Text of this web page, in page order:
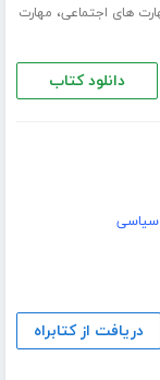
های اجتماعی، مهارت
دانلود کتاب
سیاسی
دریافت از کتابراه